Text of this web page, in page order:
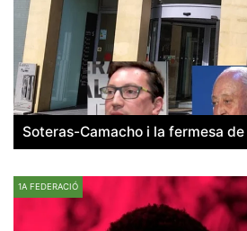
Soteras-Camacho i la fermesa
1A FEDERACIÓ